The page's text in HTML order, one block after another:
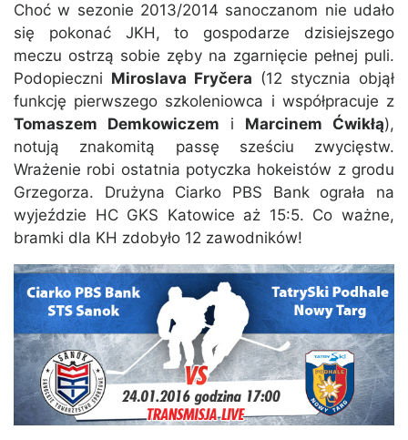
Choć w sezonie 2013/2014 sanoczanom nie udało
się pokonać JKH, to gospodarze dzisiejszego
meczu ostrzą sobie zęby na zgarnięcie pełnej puli.
Podopieczni Miroslava Fryčera (12 stycznia objął
funkcję pierwszego szkoleniowca i współpracuje z
Tomaszem Demkowiczem i Marcinem Ćwikłą),
notują znakomitą passę sześciu zwycięstw.
Wrażenie robi ostatnia potyczka hokeistów z grodu
Grzegorza. Drużyna Ciarko PBS Bank ograła na
wyjeździe HC GKS Katowice aż 15:5. Co ważne,
bramki dla KH zdobyło 12 zawodników!